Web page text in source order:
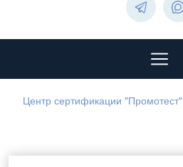
Центр сертификации "Промотест"